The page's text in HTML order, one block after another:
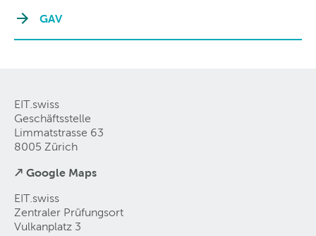
GAV
EIT.swiss
Geschäftsstelle
Limmatstrasse 63
8005 Zürich
↗ Google Maps
EIT.swiss
Zentraler Prüfungsort
Vulkanplatz 3